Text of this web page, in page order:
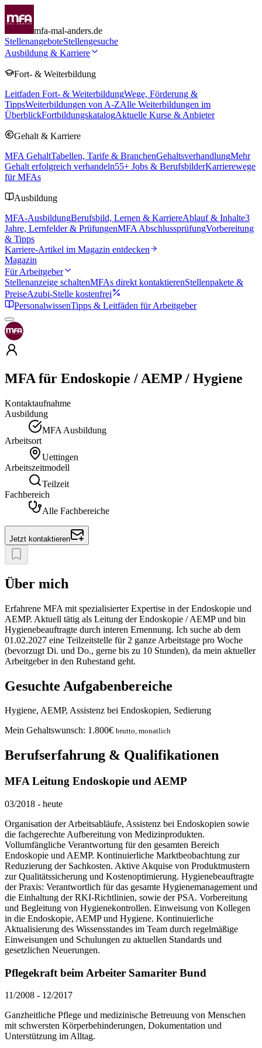
mfa-mal-anders.de
StellenangeboteStellengesuche
Ausbildung & Karriere
Fort- & Weiterbildung
Leitfaden Fort- & WeiterbildungWege, Förderung &
TippsWeiterbildungen von A-ZAlle Weiterbildungen im
ÜberblickFortbildungskatalogAktuelle Kurse & Anbieter
Gehalt & Karriere
MFA GehaltTabellen, Tarife & BranchenGehaltsverhandlungMehr
Gehalt erfolgreich verhandeln55+ Jobs & BerufsbilderKarrierewege
für MFAs
Ausbildung
MFA-AusbildungBerufsbild, Lernen & KarriereAblauf & Inhalte3
Jahre, Lernfelder & PrüfungenMFA AbschlussprüfungVorbereitung
& Tipps
Karriere-Artikel im Magazin entdecken
Magazin
Für Arbeitgeber
Stellenanzeige schaltenMFAs direkt kontaktierenStellenpakete &
PreiseAzubi-Stelle kostenfrei
PersonalwissenTipps & Leitfäden für Arbeitgeber
MFA für Endoskopie / AEMP / Hygiene
Kontaktaufnahme
Ausbildung
MFA Ausbildung
Arbeitsort
Uettingen
Arbeitszeitmodell
Teilzeit
Fachbereich
Alle Fachbereiche
Jetzt kontaktieren
Über mich
Erfahrene MFA mit spezialisierter Expertise in der Endoskopie und
AEMP. Aktuell tätig als Leitung der Endoskopie / AEMP und bin
Hygienebeauftragte durch interen Ernennung. Ich suche ab dem
01.02.2027 eine Teilzeitstelle für 2 ganze Arbeitstage pro Woche
(bevorzugt Di. und Do., gerne bis zu 10 Stunden), da mein aktueller
Arbeitgeber in den Ruhestand geht.
Gesuchte Aufgabenbereiche
Hygiene, AEMP, Assistenz bei Endoskopien, Sedierung
Mein Gehaltswunsch: 1.800€ brutto, monatlich
Berufserfahrung & Qualifikationen
MFA Leitung Endoskopie und AEMP
03/2018 - heute
Organisation der Arbeitsabläufe, Assistenz bei Endoskopien sowie
die fachgerechte Aufbereitung von Medizinprodukten.
Vollumfängliche Verantwortung für den gesamten Bereich
Endoskopie und AEMP. Kontinuierliche Marktbeobachtung zur
Reduzierung der Sachkosten. Aktive Akquise von Produktmustern
zur Qualitätssicherung und Kostenoptimierung. Hygienebeauftragte
der Praxis: Verantwortlich für das gesamte Hygienemanagement und
die Einhaltung der RKI-Richtlinien, sowie der PSA. Vorbereitung
und Begleitung von Hygienekontrollen. Einweisung von Kollegen
in die Endoskopie, AEMP und Hygiene. Kontinuierliche
Aktualisierung des Wissensstandes im Team durch regelmäßige
Einweisungen und Schulungen zu aktuellen Standards und
gesetzlichen Neuerungen.
Pflegekraft beim Arbeiter Samariter Bund
11/2008 - 12/2017
Ganzheitliche Pflege und medizinische Betreuung von Menschen
mit schwersten Körperbehinderungen, Dokumentation und
Unterstützung im Alltag.